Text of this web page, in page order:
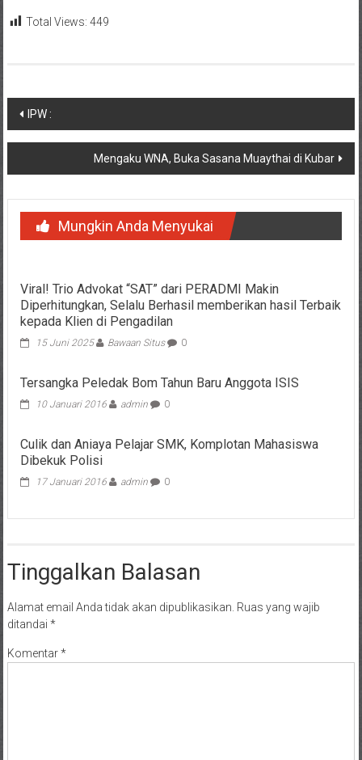
Total Views: 449
Navigasi
pos
IPW :
Mengaku WNA, Buka Sasana Muaythai di Kubar
Mungkin Anda Menyukai
Viral! Trio Advokat “SAT” dari PERADMI Makin
Diperhitungkan, Selalu Berhasil memberikan hasil Terbaik
kepada Klien di Pengadilan
15 Juni 2025 Bawaan Situs 0
Tersangka Peledak Bom Tahun Baru Anggota ISIS
10 Januari 2016 admin 0
Culik dan Aniaya Pelajar SMK, Komplotan Mahasiswa
Dibekuk Polisi
17 Januari 2016 admin 0
Tinggalkan Balasan
Alamat email Anda tidak akan dipublikasikan. Ruas yang wajib
ditandai *
Komentar*